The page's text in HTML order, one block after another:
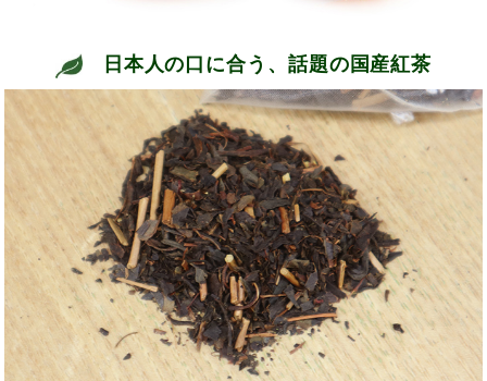
日本人の口に合う、話題の国産紅茶